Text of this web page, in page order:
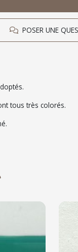
POSER UNE
tous très colorés.